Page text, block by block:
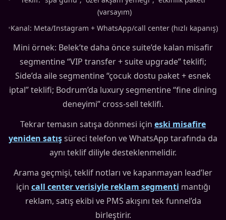
(varsayım)
•Kanal: Meta/Instagram + WhatsApp/call center (hızlı kapanış)
Mini örnek: Belek’te daha önce suite’de kalan misafir
segmentine “VIP transfer + suite upgrade” teklifi;
Side’da aile segmentine “çocuk dostu paket + esnek
iptal” teklifi; Bodrum’da luxury segmentine “fine dining
deneyimi” cross-sell teklifi.
Tekrar temasın satışa dönmesi için eski misafire
yeniden satışsüreci telefon ve WhatsApp tarafında da
aynı teklif diliyle desteklenmelidir.
Arama geçmişi, teklif notları ve kapanmayan lead’ler
için call center verisiyle reklam segmenti mantığı
reklam, satış ekibi ve PMS akışını tek funnel’da
birleştirir.